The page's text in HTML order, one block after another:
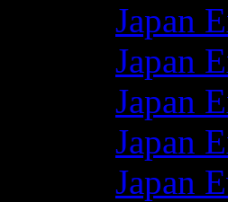
Japan
Japan
Japan
Japan
Japan